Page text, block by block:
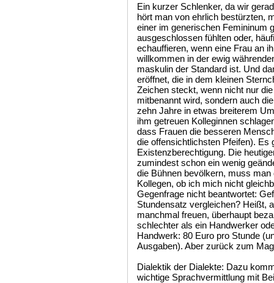
Ein kurzer Schlenker, da wir
hört man von ehrlich bestürzten,
einer im generischen Femininum
ausgeschlossen fühlten oder,
echauffieren, wenn eine Frau an
willkommen in der ewig
maskulin der Standard ist. Und
eröffnet, die in dem kleinen
Zeichen steckt, wenn nicht nur
mitbenannt wird, sondern auch
zehn Jahre in etwas breiterem
ihm getreuen Kolleginnen
dass Frauen die besseren
die offensichtlichsten Pfeifen). Es
Existenzberechtigung. Die
zumindest schon ein wenig
die Bühnen bevölkern, muss man
Kollegen, ob ich mich nicht
Gegenfrage nicht beantwortet:
Stundensatz vergleichen? Heißt,
manchmal freuen, überhaupt
schlechter als ein Handwerker
Handwerk: 80 Euro pro Stunde
Ausgaben). Aber zurück zum
Dialektik der Dialekte: Dazu
wichtige Sprachvermittlung mit